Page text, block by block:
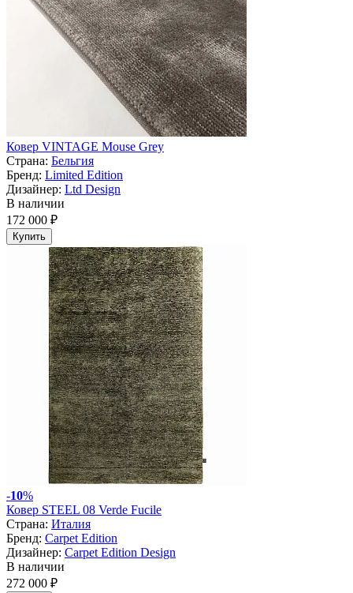
Ковер VINTAGE Mouse Grey
Страна: Бельгия
Бренд: Limited Edition
Дизайнер: Ltd Design
В наличии
172 000 ₽
Купить
-10%
Ковер STEEL 08 Verde Fucile
Страна: Италия
Бренд: Carpet Edition
Дизайнер: Carpet Edition Design
В наличии
272 000 ₽